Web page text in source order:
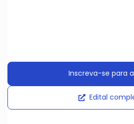
Inscreva-se para
Edital